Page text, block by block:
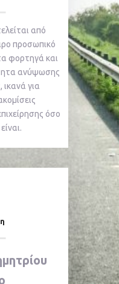
από
προσωπικό
φορτηγά και
ανύψωσης
για
όσο